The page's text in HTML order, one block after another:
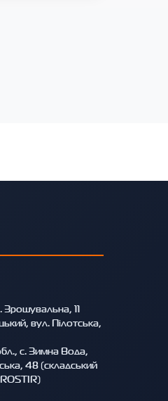
Зрошувальна, 11
вул. Пілотська,
с. Зимна Вода,
48 (складський